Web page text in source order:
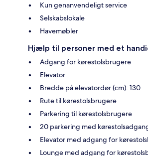
Kun genanvendeligt service
Selskabslokale
Havemøbler
Hjælp til personer med et
Adgang for kørestolsbrugere
Elevator
Bredde på elevatordør (cm): 130
Rute til kørestolsbrugere
Parkering til kørestolsbrugere
20 parkering med
Elevator med adgang for
Lounge med adgang for